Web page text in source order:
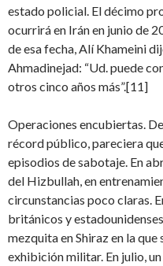
estado policial. El décimo
ocurrirá en Irán en junio de
de esa fecha, Alí Khameini
Ahmadinejad: “Ud. puede
otros cinco años más”.[11]
Operaciones encubiertas.
récord público, pareciera
episodios de sabotaje. En
del Hizbullah, en
circunstancias poco claras.
británicos y
mezquita en Shiraz en la
exhibición militar. En julio,